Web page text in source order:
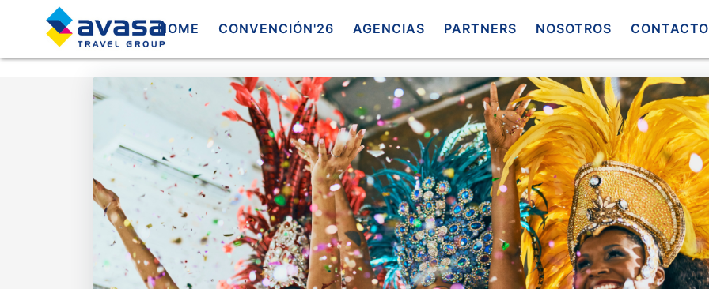
HOME CONVENCIÓN'26 AGENCIAS PARTNERS NOSOTROS CONTACTO